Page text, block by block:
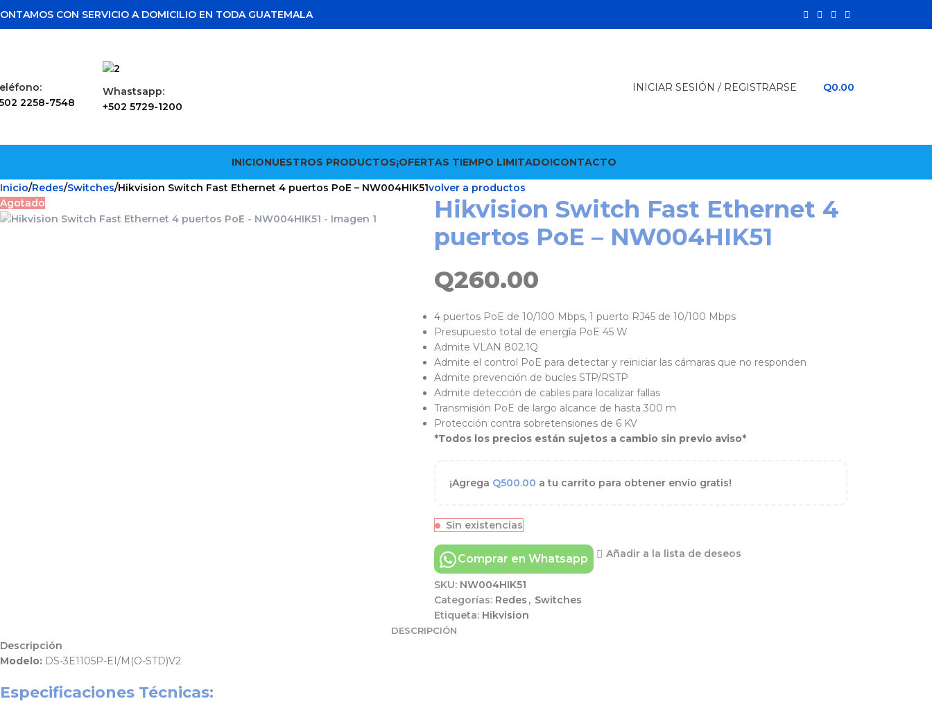
CON SERVICIO A DOMICILIO EN TODA GUATEMALA
2258-7548
Whastsapp:
+502 5729-1200
INICIAR SESIÓN / REGISTRARSE Q0.00
INICIONUESTROS PRODUCTOS¡OFERTAS TIEMPO LIMITADO!CONTACTO
Inicio Redes Switches Hikvision Switch Fast Ethernet 4 puertos PoE – NW004HIK51volver a productos
Agotado
Hikvision Switch Fast Ethernet 4
puertos PoE – NW004HIK51
Q260.00
4 puertos PoE de 10/100 Mbps, 1 puerto RJ45 de 10/100 Mbps
Presupuesto total de energía PoE 45 W
Admite VLAN 802.1Q
Admite el control PoE para detectar y reiniciar las cámaras que no responden
Admite prevención de bucles STP/RSTP
Admite detección de cables para localizar fallas
Transmisión PoE de largo alcance de hasta 300 m
Protección contra sobretensiones de 6 KV
*Todos los precios están sujetos a cambio sin previo aviso*
¡Agrega Q500.00 a tu carrito para obtener envío gratis!
Sin existencias
Comprar en Whatsapp Añadir a la lista de deseos
SKU: NW004HIK51
Categorías: Redes , Switches
Etiqueta: Hikvision
DESCRIPCIÓN
Descripción
Modelo: DS-3E1105P-EI/M(O-STD)V2
Especificaciones Técnicas: